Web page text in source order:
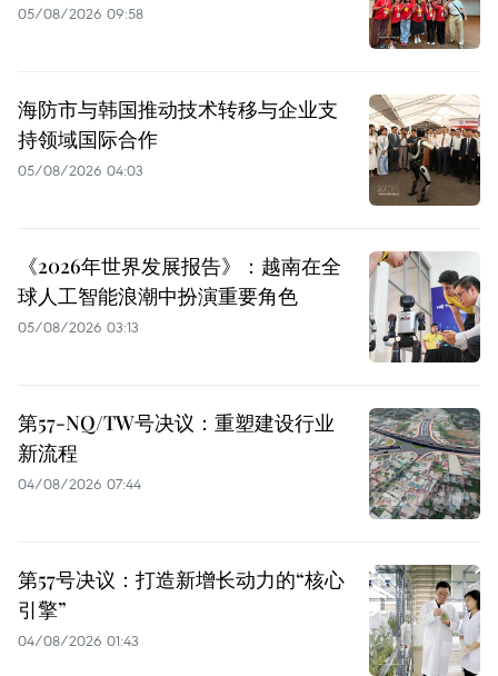
05/08/2026 09:58
海防市与韩国推动技术转移与企业支
持领域国际合作
05/08/2026 04:03
《2026年世界发展报告》：越南在全
球人工智能浪潮中扮演重要角色
05/08/2026 03:13
第57-NQ/TW号决议：重塑建设行业
新流程
04/08/2026 07:44
第57号决议：打造新增长动力的“核心
引擎”
04/08/2026 01:43